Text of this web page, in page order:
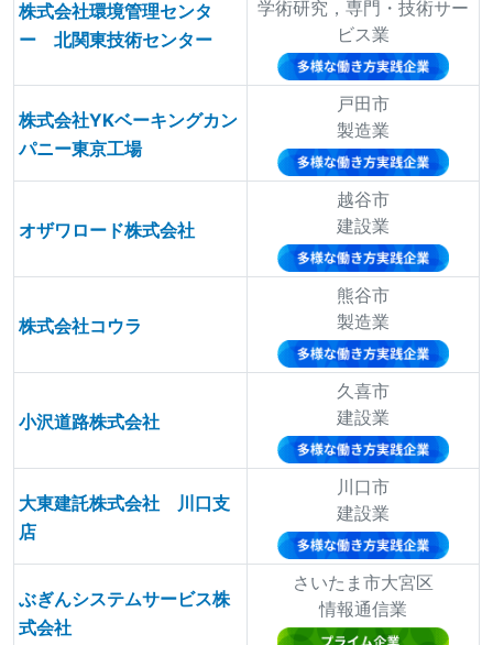
株式会社環境管理センタ
ー 北関東技術センター
学術研究，専門・技術サー
ビス業
株式会社YKベーキングカン
パニー東京工場
戸田市
製造業
オザワロード株式会社
越谷市
建設業
株式会社コウラ
熊谷市
製造業
小沢道路株式会社
久喜市
建設業
大東建託株式会社 川口支
店
川口市
建設業
ぶぎんシステムサービス株
式会社
さいたま市大宮区
情報通信業